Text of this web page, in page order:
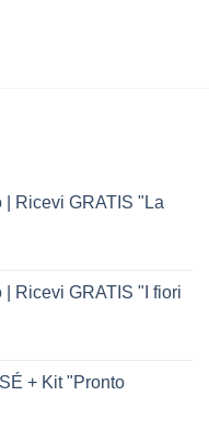
Ricevi GRATIS "La
Ricevi GRATIS "I fiori
+ Kit "Pronto